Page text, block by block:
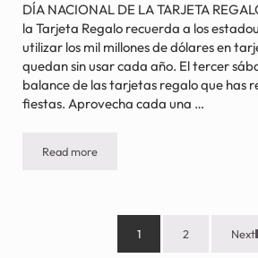
DÍA NACIONAL DE LA TARJETA
la Tarjeta Regalo recuerda a los
utilizar los mil millones de dólares en
quedan sin usar cada año. El tercer
balance de las tarjetas regalo que has
fiestas. Aprovecha cada una …
Read moreDÍA NACIONAL DE LA TARJETA
Página
1 Página
2 Next